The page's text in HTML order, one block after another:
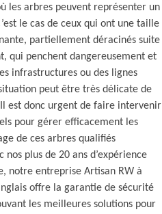
les arbres peuvent représenter un
le cas de ceux qui ont une taille
partiellement déracinés suite
qui penchent dangereusement et
infrastructures ou des lignes
peut être très délicate de
est donc urgent de faire intervenir
pour gérer efficacement les
de ces arbres qualifiés
nos plus de 20 ans d’expérience
notre entreprise Artisan RW à
offre la garantie de sécurité
les meilleures solutions pour